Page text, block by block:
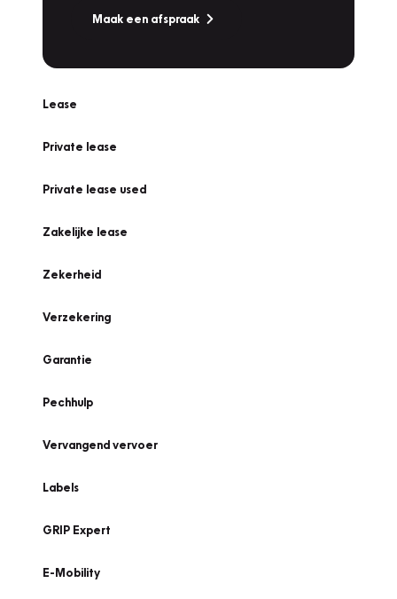
Maak een afspraak
Lease
Private lease
Private lease used
Zakelijke lease
Zekerheid
Verzekering
Garantie
Pechhulp
Vervangend vervoer
Labels
GRIP Expert
E-Mobility